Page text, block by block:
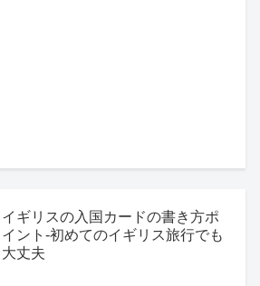
イギリスの入国カードの書き方ポ
イント-初めてのイギリス旅行でも
大丈夫